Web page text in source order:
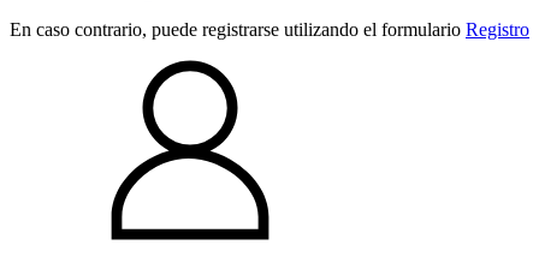
En caso contrario, puede registrarse utilizando el formulario Registro